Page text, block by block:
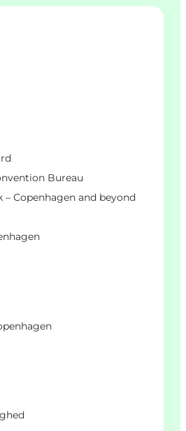
Bureau
– Copenhagen and beyond